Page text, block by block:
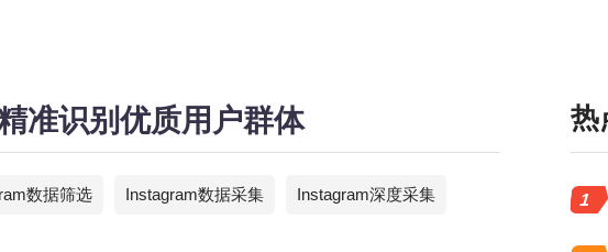
准识别优质用户群体
数据筛选 Instagram数据采集 Instagram深度采集
热